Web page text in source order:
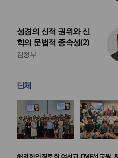
성경의 신적 권위와 신
학의 문법적 종속성(2)
김정부
단체